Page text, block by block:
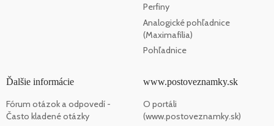
Perfiny
Analogické pohľadnice
(Maximafília)
Pohľadnice
Ďalšie informácie
Fórum otázok a odpovedí -
Často kladené otázky
www.postoveznamky.sk
O portáli
(www.postoveznamky.sk)